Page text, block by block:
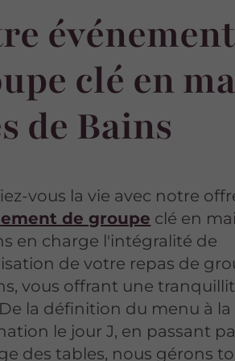
clé en
de Bains
vous la vie avec notre
de groupe clé en
en charge l'intégralité de
de votre repas de
vous offrant une
la définition du menu à la
le jour J, en passant
des tables, nous gérons